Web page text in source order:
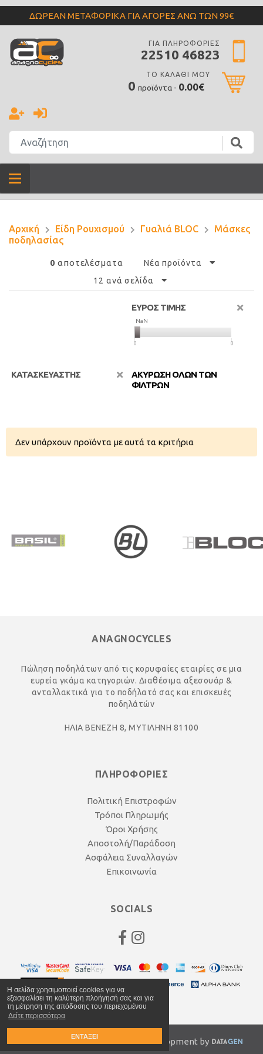
Η σελίδα χρησιμοποιεί cookies για να
εξασφαλίσει τη καλύτερη πλοήγησή σας και για
τη μέτρηση της απόδοσης του περιεχομένου
Δείτε περισσότερα
ΕΝΤΑΞΕΙ
ΔΩΡΕΑΝ ΜΕΤΑΦΟΡΙΚΑ ΓΙΑ ΑΓΟΡΕΣ ΑΝΩ ΤΩΝ 99€
ΓΙΑ ΠΛΗΡΟΦΟΡΙΕΣ
22510 46823
ΤΟ ΚΑΛΑΘΙ ΜΟΥ
0 προϊόντα - 0.00€
Αρχική Είδη Ρουχισμού Γυαλιά BLOC
Μάσκες
ποδηλασίας
0 αποτελέσματα
Νέα προϊόντα
12 ανά σελίδα
ΕΥΡΟΣ ΤΙΜΗΣ
NaN
NaN
0 0
ΚΑΤΑΣΚΕΥΑΣΤΗΣ
ΑΚΥΡΩΣΗ ΟΛΩΝ ΤΩΝ
ΦΙΛΤΡΩΝ
Δεν υπάρχουν προϊόντα με αυτά τα κριτήρια
ANAGNOCYCLES
Πώληση ποδηλάτων από τις κορυφαίες εταιρίες σε μια
ευρεία γκάμα κατηγοριών. Διαθέσιμα αξεσουάρ &
ανταλλακτικά για το ποδήλατό σας και επισκευές
ποδηλάτών
ΗΛΙΑ ΒΕΝΕΖΗ 8, ΜΥΤΙΛΗΝΗ 81100
ΠΛΗΡΟΦΟΡΙΕΣ
Πολιτική Επιστροφών
Τρόποι Πληρωμής
Όροι Χρήσης
Αποστολή/Παράδοση
Ασφάλεια Συναλλαγών
Επικοινωνία
SOCIALS
© 2020 anagnocycles.gr | Web Development by